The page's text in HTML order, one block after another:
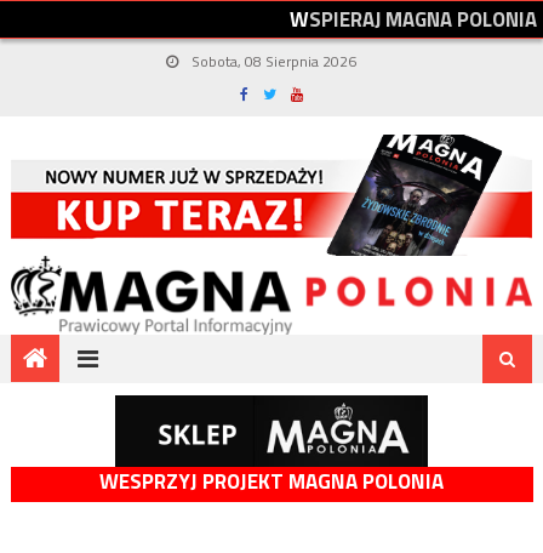
WSPIERAJMAGNAPOLONIA
Sobota, 08 Sierpnia 2026
WESPRZYJ PROJEKT MAGNA POLONIA